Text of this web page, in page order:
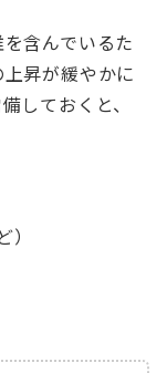
含んでいるた
昇が緩やかに
しておくと、